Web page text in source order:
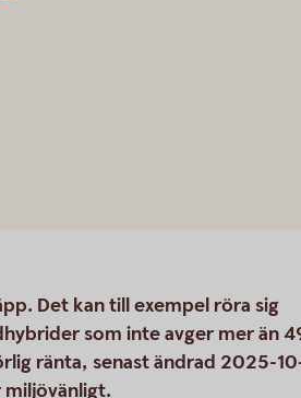
Det kan till exempel röra sig
som inte avger mer än
ränta, senast ändrad 2025-
miljövänligt.